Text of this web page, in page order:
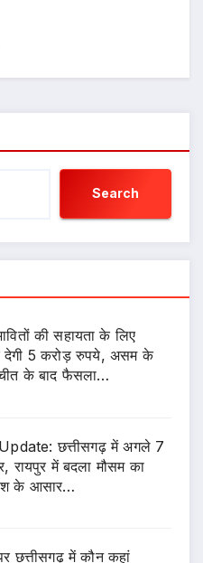
Search
की सहायता के लिए
देगी 5 करोड़ रुपये, असम के
के बाद फैसला…
छत्तीसगढ़ में अगले 7
रायपुर में बदला मौसम का
के आसार…
छत्तीसगढ़ में कौन कहां